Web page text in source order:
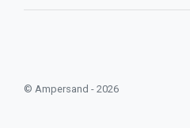
© Ampersand - 2026